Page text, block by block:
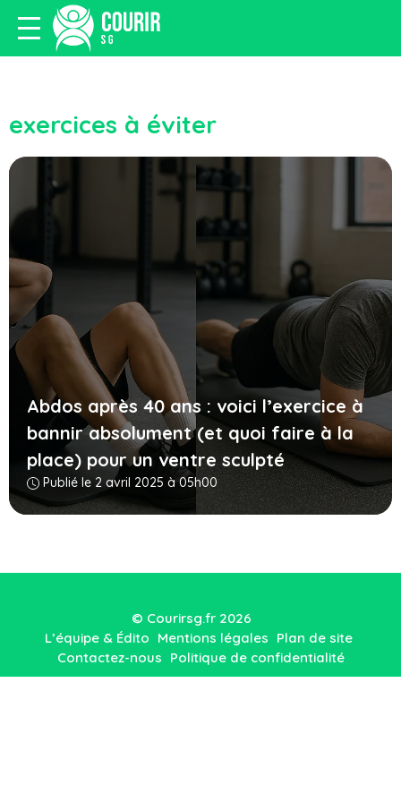
exercices à éviter
Abdos après 40 ans : voici l’exercice à
bannir absolument (et quoi faire à la
place) pour un ventre sculpté
Publié le 2 avril 2025 à 05h00
© Courirsg.fr 2026
L’équipe & Édito Mentions légales Plan de site
Contactez-nous Politique de confidentialité